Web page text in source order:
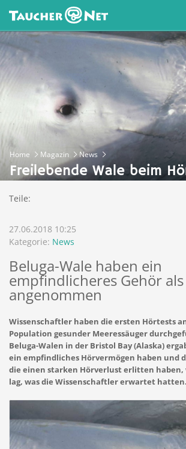
Home Magazin News
Freilebende Wale beim
Teile:
27.06.2018 10:25
Kategorie: News
Beluga-Wale haben ein
empfindlicheres Gehör
angenommen
Wissenschaftler haben die ersten Hörtests
Population gesunder Meeressäuger
Beluga-Walen in der Bristol Bay (Alaska)
ein empfindliches Hörvermögen haben und
die einen starken Hörverlust erlitten
lag, was die Wissenschaftler erwartet hatten.